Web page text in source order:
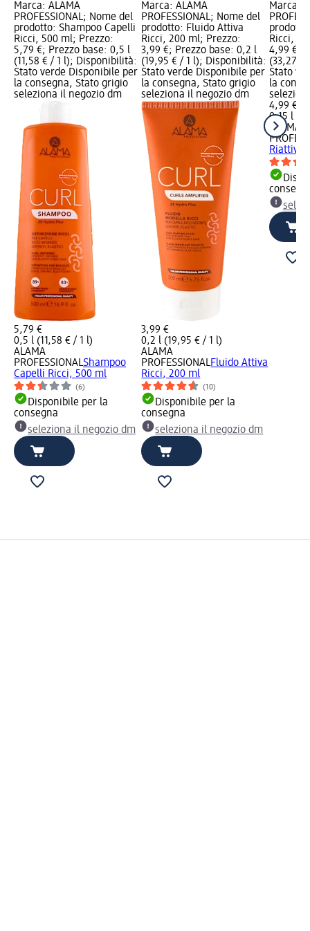
Marca: ALAMA
PROFESSIONAL; Nome del
prodotto: Shampoo Capelli
Ricci, 500 ml; Prezzo:
5,79 €; Prezzo base: 0,5 l
(11,58 € / 1 l); Disponibilità:
Stato verde Disponibile per
la consegna, Stato grigio
seleziona il negozio dm
5,79 €
0,5 l (11,58 € / 1 l)
ALAMA
PROFESSIONALShampoo
Capelli Ricci, 500 ml
(6)
Disponibile per la
consegna
seleziona il negozio dm
Marca: ALAMA
PROFESSIONAL; Nome del
prodotto: Fluido Attiva
Ricci, 200 ml; Prezzo:
3,99 €; Prezzo base: 0,2 l
(19,95 € / 1 l); Disponibilità:
Stato verde Disponibile per
la consegna, Stato grigio
seleziona il negozio dm
3,99 €
0,2 l (19,95 € / 1 l)
ALAMA
PROFESSIONALFluido Attiva
Ricci, 200 ml
(10)
Disponibile per la
consegna
seleziona il negozio dm
Marca:
Ricci,
4,99 €;
(33,27 €
Stato
la
4,99 €
0,15 l
ALAMA
Riattiva